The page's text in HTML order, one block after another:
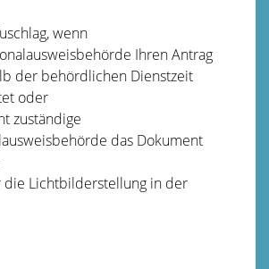
wenn
Ihren Antrag
der behördlichen Dienstzeit
oder
zuständige
das Dokument
die Lichtbilderstellung in der